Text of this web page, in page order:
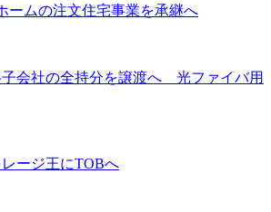
ームの注文住宅事業を承継へ
会社の全持分を譲渡へ 光ファイバ用
ージ王にTOBへ